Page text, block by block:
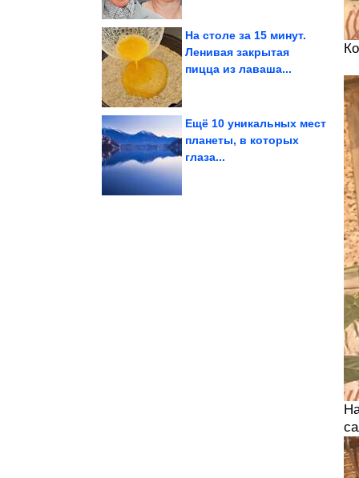
Российские средние
На столе за 15 минут.
Ленивая закрытая
пицца из лаваша...
расчленили участницу
Ещё 10 уникальных мест
планеты, в которых
глаза...